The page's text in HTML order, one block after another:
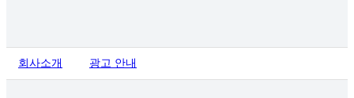
회사소개 광고 안내